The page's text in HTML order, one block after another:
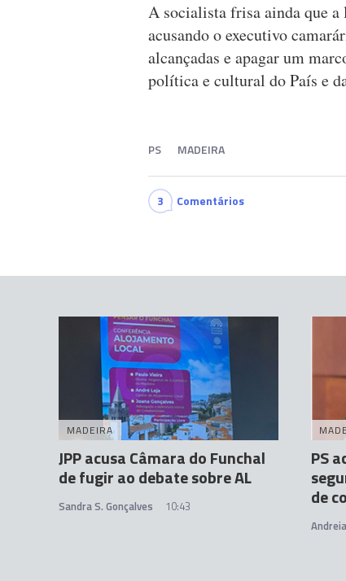
A socialista frisa ainda que
acusando o executivo
alcançadas e apagar um
política e cultural do País e
PS MADEIRA
3 Comentários
MADEIRA
JPP acusa Câmara do Funchal
de fugir ao debate sobre AL
Sandra S. Gonçalves 10:43
PS
de